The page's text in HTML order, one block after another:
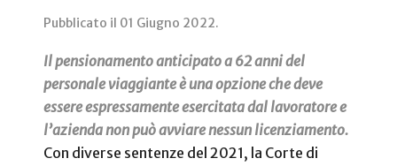
Pubblicato il 01 Giugno 2022.
Il pensionamento anticipato a 62 anni del
personale viaggiante è una opzione che deve
essere espressamente esercitata dal lavoratore e
l’azienda non può avviare nessun licenziamento.
Con diverse sentenze del 2021, la Corte di